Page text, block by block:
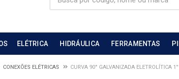
ELÉTRICA HIDRÁULICA FERRAMENTAS
CONEXÕES ELÉTRICAS CURVA 90° GALVANIZADA ELETROLÍTICA 1''